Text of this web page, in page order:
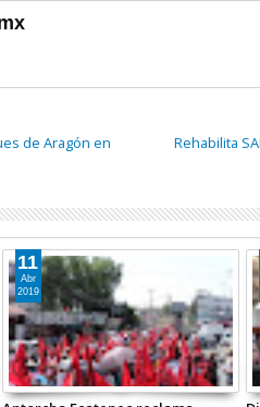
de Aragón en
Rehabilita
11
Abr
2019